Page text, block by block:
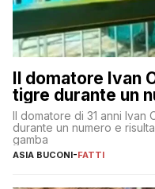
Il domatore Ivan
tigre durante un
Il domatore di 31 anni Ivan
durante un numero e
gamba
ASIA BUCONI-FATTI